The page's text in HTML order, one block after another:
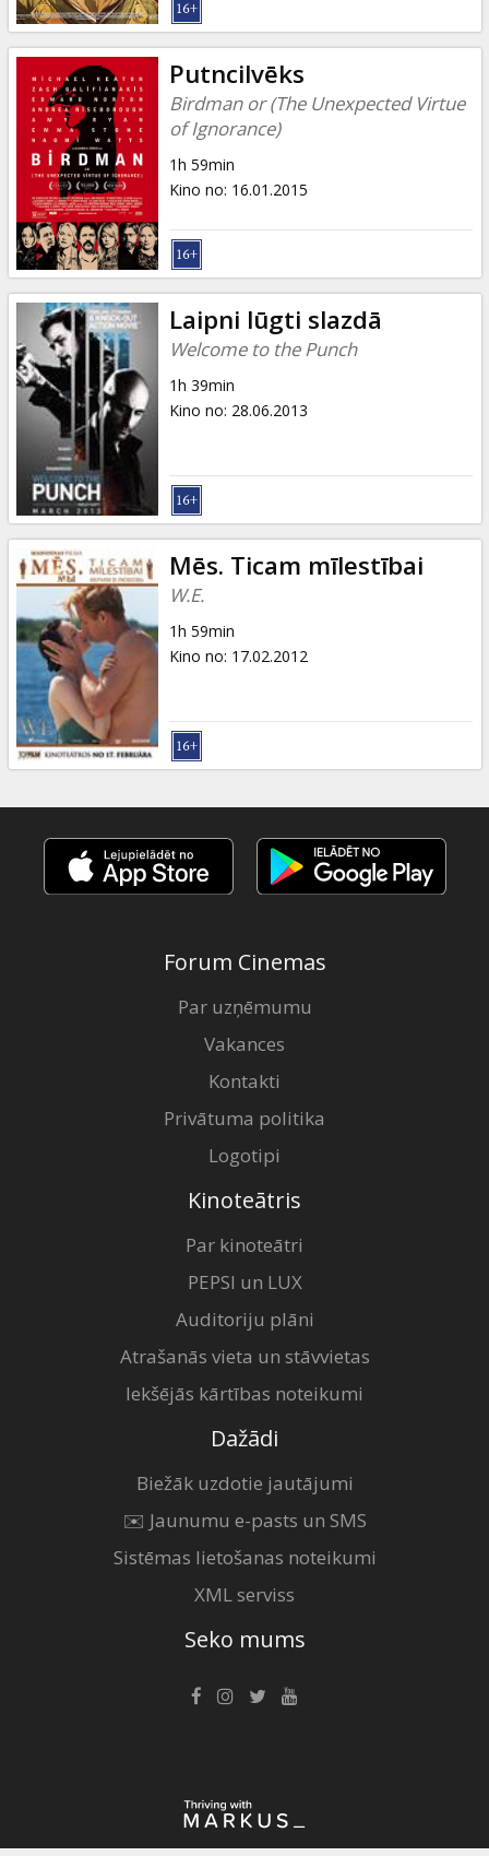
Putncilvēks
Birdman or (The Unexpected Virtue
of Ignorance)
1h 59min
Kino no: 16.01.2015
Laipni lūgti slazdā
Welcome to the Punch
1h 39min
Kino no: 28.06.2013
Mēs. Ticam mīlestībai
W.E.
1h 59min
Kino no: 17.02.2012
Forum Cinemas
Par uzņēmumu
Vakances
Kontakti
Privātuma politika
Logotipi
Kinoteātris
Par kinoteātri
PEPSI un LUX
Auditoriju plāni
Atrašanās vieta un stāvvietas
Iekšējās kārtības noteikumi
Dažādi
Biežāk uzdotie jautājumi
✉️ Jaunumu e-pasts un SMS
Sistēmas lietošanas noteikumi
XML serviss
Seko mums